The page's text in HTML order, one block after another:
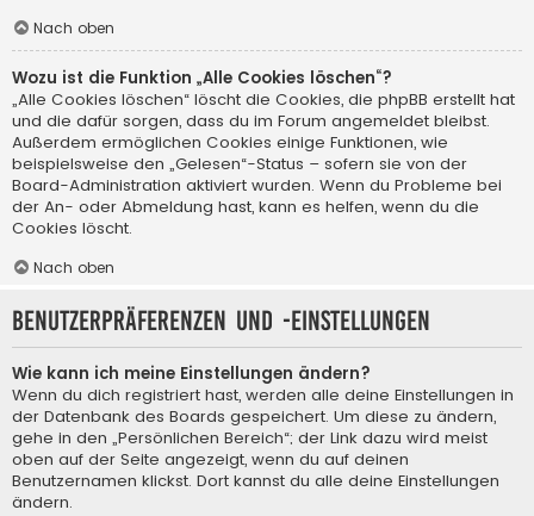
Nach oben
Wozu ist die Funktion „Alle Cookies löschen“?
„Alle Cookies löschen“ löscht die Cookies, die phpBB erstellt hat
und die dafür sorgen, dass du im Forum angemeldet bleibst.
Außerdem ermöglichen Cookies einige Funktionen, wie
beispielsweise den „Gelesen“-Status – sofern sie von der
Board-Administration aktiviert wurden. Wenn du Probleme bei
der An- oder Abmeldung hast, kann es helfen, wenn du die
Cookies löscht.
Nach oben
Benutzerpräferenzen und -einstellungen
Wie kann ich meine Einstellungen ändern?
Wenn du dich registriert hast, werden alle deine Einstellungen in
der Datenbank des Boards gespeichert. Um diese zu ändern,
gehe in den „Persönlichen Bereich“; der Link dazu wird meist
oben auf der Seite angezeigt, wenn du auf deinen
Benutzernamen klickst. Dort kannst du alle deine Einstellungen
ändern.